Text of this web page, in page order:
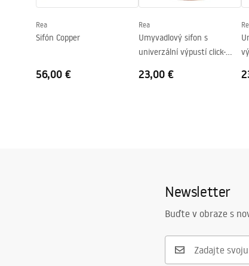
Otvor pre batériu
Nie
Prepadový otvor
Rea
Sifón Copper
56,00 €
Rea
Umyvadlový sifon s
univerzální výpustí click-
23,00 €
Newsletter
Buďte v obraze s